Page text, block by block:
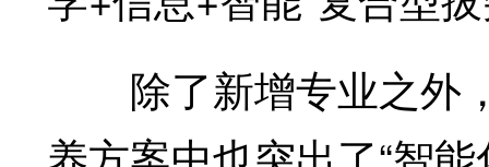
除了新增专业之外